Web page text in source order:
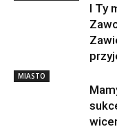
I Ty
MIASTO